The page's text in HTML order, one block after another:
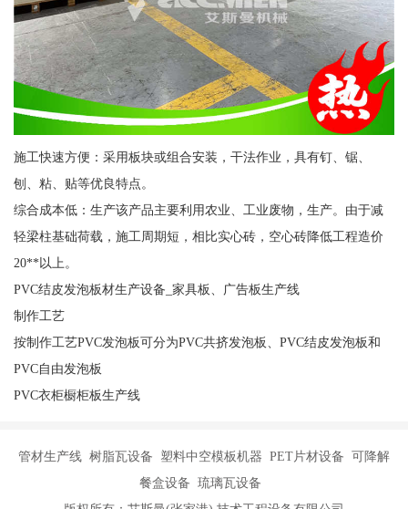
施工快速方便：采用板块或组合安装，干法作业，具有钉、锯、
刨、粘、贴等优良特点。
综合成本低：生产该产品主要利用农业、工业废物，生产。由于减
轻梁柱基础荷载，施工周期短，相比实心砖，空心砖降低工程造价
20**以上。
PVC结皮发泡板材生产设备_家具板、广告板生产线
制作工艺
按制作工艺PVC发泡板可分为PVC共挤发泡板、PVC结皮发泡板和
PVC自由发泡板
PVC衣柜橱柜板生产线
管材生产线 树脂瓦设备 塑料中空模板机器 PET片材设备 可降解
餐盒设备 琉璃瓦设备